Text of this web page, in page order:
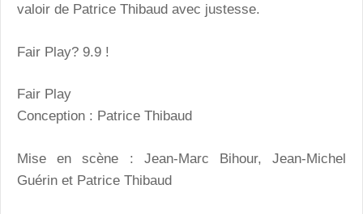
valoir de Patrice Thibaud avec justesse.
Fair Play? 9.9 !
Fair Play
Conception : Patrice Thibaud
Mise en scène : Jean-Marc Bihour, Jean-Michel
Guérin et Patrice Thibaud